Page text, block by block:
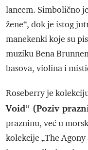
lancem. Simbolično
žene“, dok je istog
manekenki koje su
muziku Bena
basova, violina i
Roseberry je
Void“ (Poziv
prazninu, već u
kolekcije „The